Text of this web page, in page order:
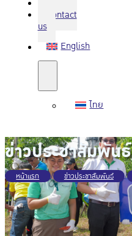
Contact
us
English
ไทย
ข่าวประชาสัมพันธ์
หน้าแรก / ข่าวประชาสัมพันธ์ /